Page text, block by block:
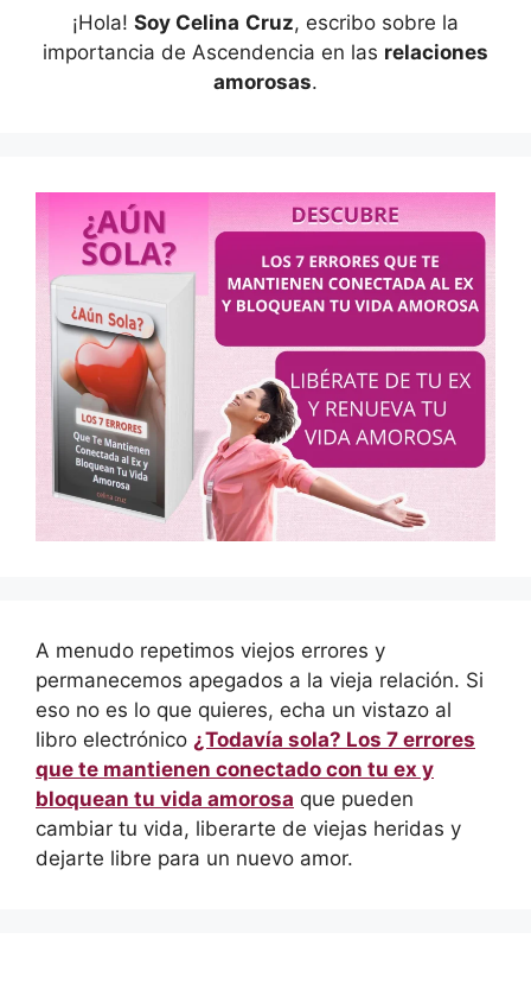
¡Hola! Soy Celina Cruz, escribo sobre la
importancia de Ascendencia en las relaciones
amorosas.
A menudo repetimos viejos errores y
permanecemos apegados a la vieja relación. Si
eso no es lo que quieres, echa un vistazo al
libro electrónico ¿Todavía sola? Los 7 errores
que te mantienen conectado con tu ex y
bloquean tu vida amorosa que pueden
cambiar tu vida, liberarte de viejas heridas y
dejarte libre para un nuevo amor.